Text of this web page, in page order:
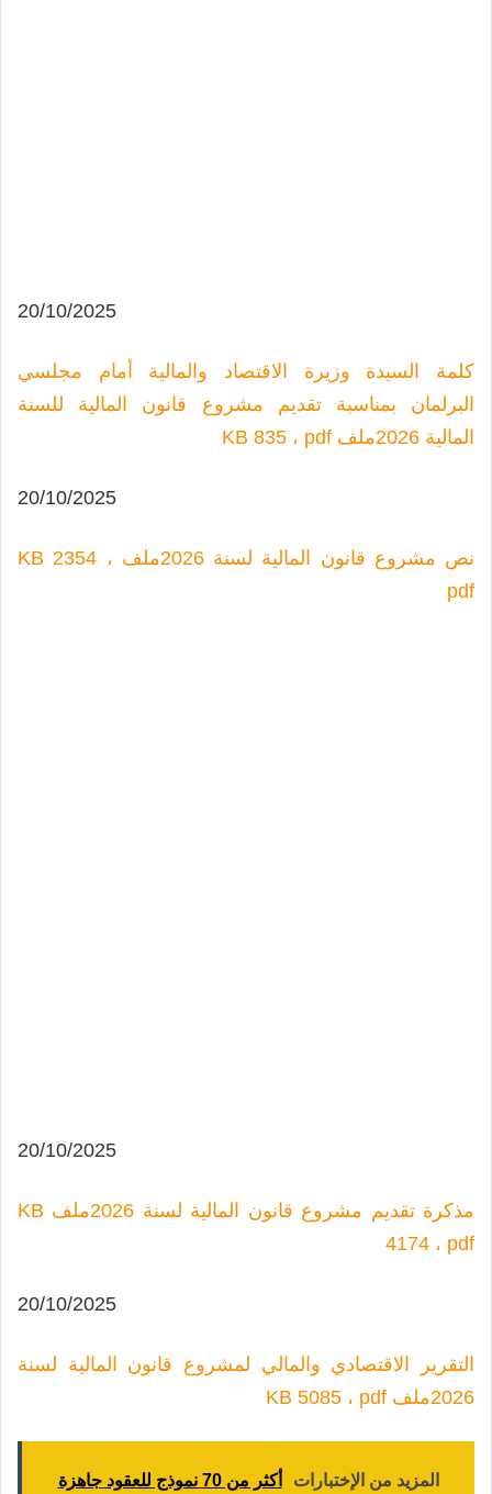
20/10/2025
كلمة السيدة وزيرة الاقتصاد والمالية أمام مجلسي
البرلمان بمناسبة تقديم مشروع قانون المالية للسنة
المالية 2026
ملف KB 835 ، pdf
20/10/2025
نص مشروع قانون المالية لسنة 2026
ملف KB 2354 ،
pdf
20/10/2025
مذكرة تقديم مشروع قانون المالية لسنة 2026
ملف KB
4174 ، pdf
20/10/2025
التقرير الاقتصادي والمالي لمشروع قانون المالية لسنة
2026ملف KB 5085 ، pdf
المزيد من الإختبارات
أكثر من 70 نموذج للعقود جاهزة